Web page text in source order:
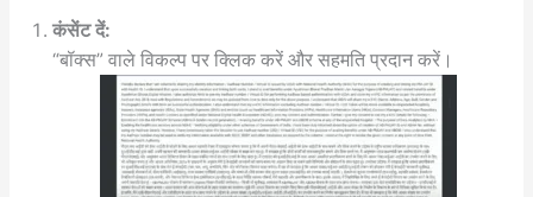
कंसेंट दें:
“बॉक्स” वाले विकल्प पर क्लिक करें और सहमति प्रदान करें।